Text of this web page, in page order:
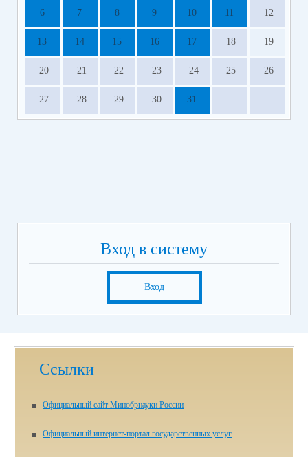
6 7 8 9 10 11 12
13 14 15 16 17 18 19
20 21 22 23 24 25 26
27 28 29 30 31
Вход в систему
Вход
Ссылки
Официальный сайт Минобрнауки России
Официальный интернет-портал государственных услуг